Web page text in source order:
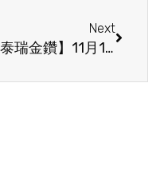
Next
【泰瑞金鑽】11月11日 买金送金，四重福利大放送